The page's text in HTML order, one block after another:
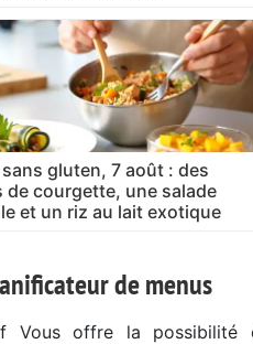
gluten, 7 août : des
de courgette, une salade
et un riz au lait exotique
de menus
Vous offre la possibilité